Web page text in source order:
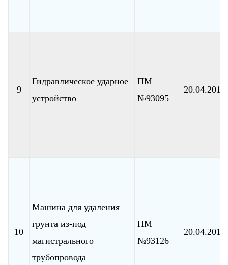
9
Гидравлическое ударное
устройство
ПМ
№93095
20.04.2010
10
Машина для удаления
грунта из-под
магистрального
трубопровода
ПМ
№93126
20.04.2010